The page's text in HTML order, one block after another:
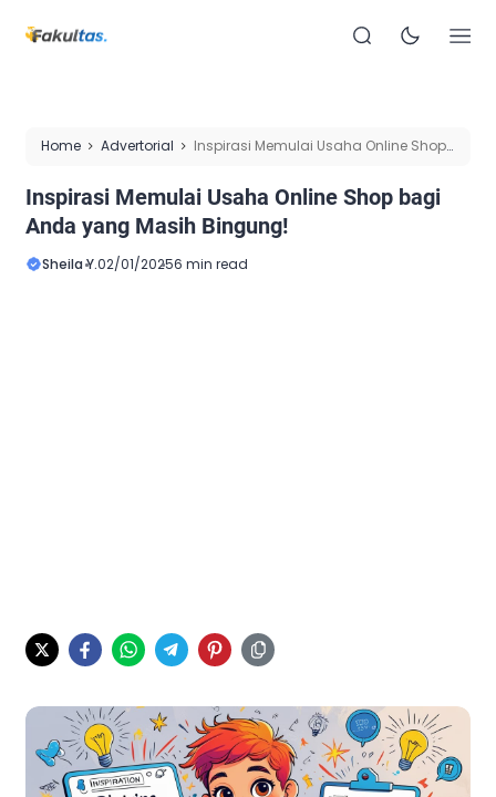
Home Advertorial
Inspirasi Memulai Usaha Online Shop
Inspirasi Memulai Usaha Online Shop bagi
Anda yang Masih Bingung!
Sheila Y.02/01/20256 min read